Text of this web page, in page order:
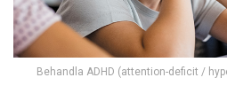
Behandla ADHD (attention-deficit /